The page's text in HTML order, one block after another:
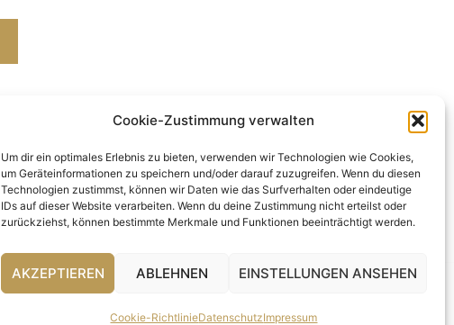
Cookie-Zustimmung verwalten
Um dir ein optimales Erlebnis zu bieten, verwenden wir Technologien wie Cookies,
um Geräteinformationen zu speichern und/oder darauf zuzugreifen. Wenn du diesen
Technologien zustimmst, können wir Daten wie das Surfverhalten oder eindeutige
IDs auf dieser Website verarbeiten. Wenn du deine Zustimmung nicht erteilst oder
zurückziehst, können bestimmte Merkmale und Funktionen beeinträchtigt werden.
AKZEPTIEREN ABLEHNEN EINSTELLUNGEN ANSEHEN
Cookie-RichtlinieDatenschutzImpressum